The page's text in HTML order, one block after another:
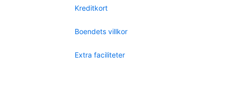
Kreditkort
Boendets villkor
Extra faciliteter